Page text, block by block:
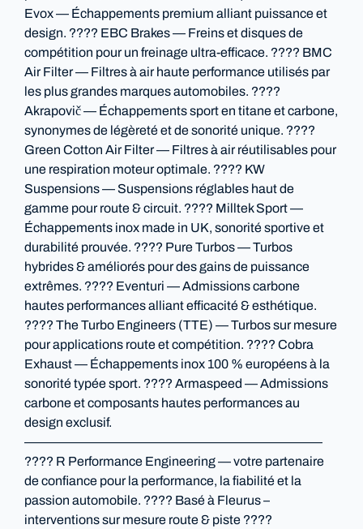
Evox — Échappements premium alliant puissance et
design. ???? EBC Brakes — Freins et disques de
compétition pour un freinage ultra-efficace. ???? BMC
Air Filter — Filtres à air haute performance utilisés par
les plus grandes marques automobiles. ????
Akrapovič — Échappements sport en titane et carbone,
synonymes de légèreté et de sonorité unique. ????
Green Cotton Air Filter — Filtres à air réutilisables pour
une respiration moteur optimale. ???? KW
Suspensions — Suspensions réglables haut de
gamme pour route & circuit. ???? Milltek Sport —
Échappements inox made in UK, sonorité sportive et
durabilité prouvée. ???? Pure Turbos — Turbos
hybrides & améliorés pour des gains de puissance
extrêmes. ???? Eventuri — Admissions carbone
hautes performances alliant efficacité & esthétique.
???? The Turbo Engineers (TTE) — Turbos sur mesure
pour applications route et compétition. ???? Cobra
Exhaust — Échappements inox 100 % européens à la
sonorité typée sport. ???? Armaspeed — Admissions
carbone et composants hautes performances au
design exclusif.
———————————————————————
???? R Performance Engineering — votre partenaire
de confiance pour la performance, la fiabilité et la
passion automobile. ???? Basé à Fleurus –
interventions sur mesure route & piste ????